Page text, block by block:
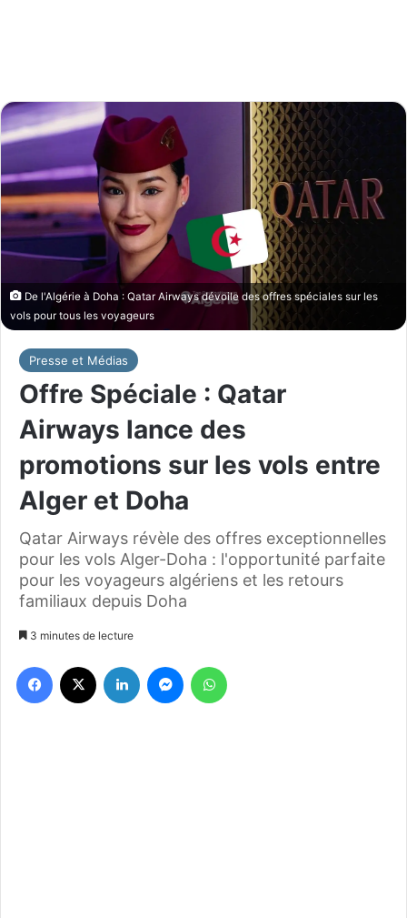
De l'Algérie à Doha : Qatar Airways dévoile des offres spéciales sur les
vols pour tous les voyageurs
Presse et Médias
Offre Spéciale : Qatar
Airways lance des
promotions sur les vols entre
Alger et Doha
Qatar Airways révèle des offres exceptionnelles
pour les vols Alger-Doha : l'opportunité parfaite
pour les voyageurs algériens et les retours
familiaux depuis Doha
3 minutes de lecture